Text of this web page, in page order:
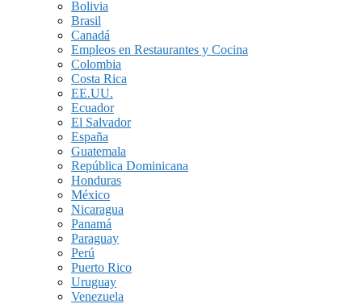
Bolivia
Brasil
Canadá
Empleos en Restaurantes y Cocina
Colombia
Costa Rica
EE.UU.
Ecuador
El Salvador
España
Guatemala
República Dominicana
Honduras
México
Nicaragua
Panamá
Paraguay
Perú
Puerto Rico
Uruguay
Venezuela